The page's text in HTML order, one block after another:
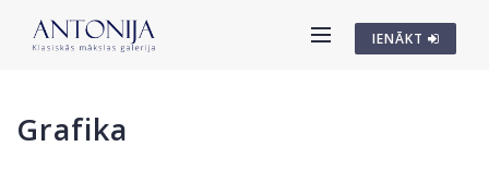
IENĀKT
Grafika